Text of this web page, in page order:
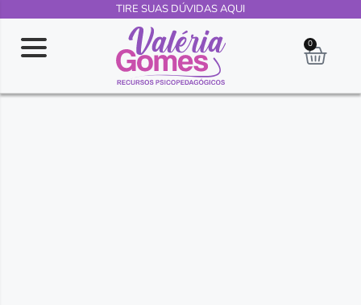
TIRE SUAS DÚVIDAS AQUI
0